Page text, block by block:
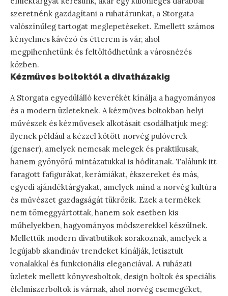
szeretnénk gazdagítani a ruhatárunkat, a Storgata
valószínűleg tartogat meglepetéseket. Emellett számos
kényelmes kávézó és étterem is vár, ahol
megpihenhetünk és feltöltődhetünk a városnézés
közben.
Kézműves boltoktól a divatházakig
A Storgata egyedülálló keverékét kínálja a hagyományos
és a modern üzleteknek. A kézműves boltokban helyi
művészek és kézművesek alkotásait csodálhatjuk meg:
ilyenek például a kézzel kötött norvég pulóverek
(genser), amelyek nemcsak melegek és praktikusak,
hanem gyönyörű mintázatukkal is hódítanak. Találunk itt
faragott fafigurákat, kerámiákat, ékszereket és más,
egyedi ajándéktárgyakat, amelyek mind a norvég kultúra
és művészet gazdagságát tükrözik. Ezek a termékek
nem tömeggyártottak, hanem sok esetben kis
műhelyekben, hagyományos módszerekkel készülnek.
Mellettük modern divatbutikok sorakoznak, amelyek a
legújabb skandináv trendeket kínálják, letisztult
vonalakkal és funkcionális eleganciával. A ruházati
üzletek mellett könyvesboltok, design boltok és speciális
élelmiszerboltok is várnak, ahol norvég csemegéket,